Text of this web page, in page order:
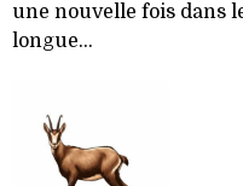
une nouvelle fois dans
longue...